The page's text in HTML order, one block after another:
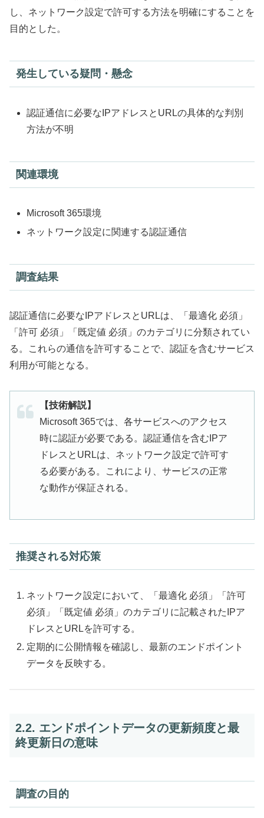
し、ネットワーク設定で許可する方法を明確にすることを
目的とした。
発生している疑問・懸念
認証通信に必要なIPアドレスとURLの具体的な判別
方法が不明
関連環境
Microsoft 365環境
ネットワーク設定に関連する認証通信
調査結果
認証通信に必要なIPアドレスとURLは、「最適化 必須」
「許可 必須」「既定値 必須」のカテゴリに分類されてい
る。これらの通信を許可することで、認証を含むサービス
利用が可能となる。
【技術解説】
Microsoft 365では、各サービスへのアクセス
時に認証が必要である。認証通信を含むIPア
ドレスとURLは、ネットワーク設定で許可す
る必要がある。これにより、サービスの正常
な動作が保証される。
推奨される対応策
ネットワーク設定において、「最適化 必須」「許可
必須」「既定値 必須」のカテゴリに記載されたIPア
ドレスとURLを許可する。
定期的に公開情報を確認し、最新のエンドポイント
データを反映する。
2.2. エンドポイントデータの更新頻度と最
終更新日の意味
調査の目的